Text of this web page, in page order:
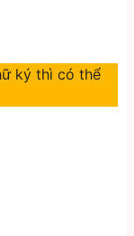
ký thì có thể